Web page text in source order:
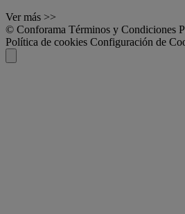
Ver más >>
© Conforama Términos y Condiciones
Política de cookies Configuración de